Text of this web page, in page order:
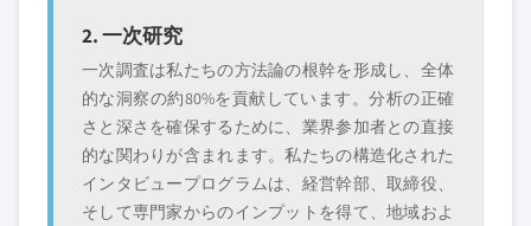
2. 一次研究
一次調査は私たちの方法論の根幹を形成し、全体
的な洞察の約80%を貢献しています。分析の正確
さと深さを確保するために、業界参加者との直接
的な関わりが含まれます。私たちの構造化された
インタビュープログラムは、経営幹部、取締役、
そして専門家からのインプットを得て、地域およ